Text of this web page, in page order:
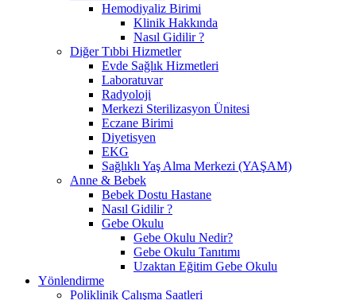
Hemodiyaliz Birimi
Klinik Hakkında
Nasıl Gidilir ?
Diğer Tıbbi Hizmetler
Evde Sağlık Hizmetleri
Laboratuvar
Radyoloji
Merkezi Sterilizasyon Ünitesi
Eczane Birimi
Diyetisyen
EKG
Sağlıklı Yaş Alma Merkezi (YAŞAM)
Anne & Bebek
Bebek Dostu Hastane
Nasıl Gidilir ?
Gebe Okulu
Gebe Okulu Nedir?
Gebe Okulu Tanıtımı
Uzaktan Eğitim Gebe Okulu
Yönlendirme
Poliklinik Çalışma Saatleri